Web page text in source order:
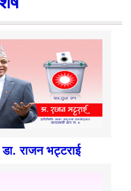
राजन भट्टराई